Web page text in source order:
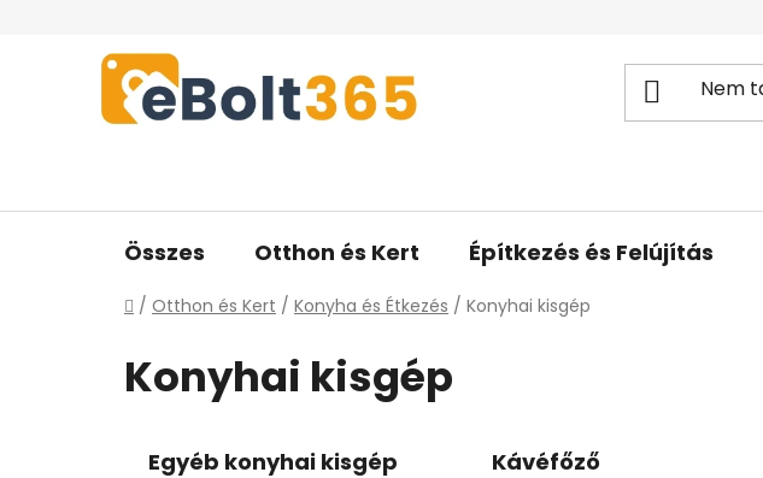
Összes Otthon és Kert Építkezés és Felújítás
Kezdőlap
/ Otthon és Kert / Konyha és Étkezés / Konyhai kisgép
Konyhai kisgép
Egyéb konyhai kisgép Kávéfőző